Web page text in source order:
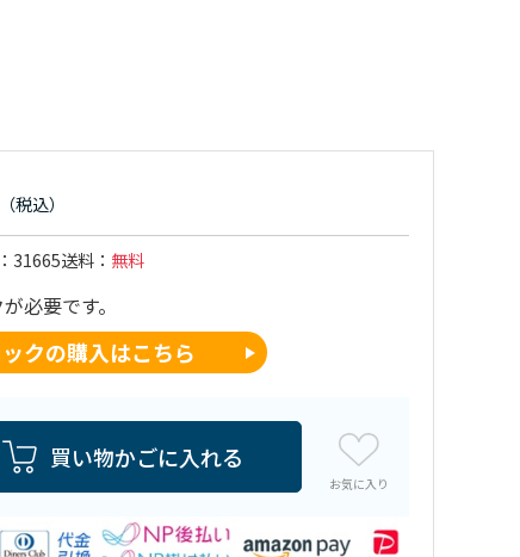
31665送料 無料
必要です。
クの購入はこちら
買い物かごに入れる
お気に入り